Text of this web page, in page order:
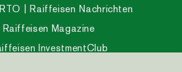
Raiffeisen Nachrichten
Raiffeisen Magazine
InvestmentClub